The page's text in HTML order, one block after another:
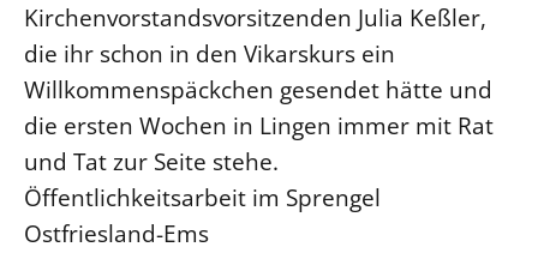
Kirchenvorstandsvorsitzenden Julia Keßler,
die ihr schon in den Vikarskurs ein
Willkommenspäckchen gesendet hätte und
die ersten Wochen in Lingen immer mit Rat
und Tat zur Seite stehe.
Öffentlichkeitsarbeit im Sprengel
Ostfriesland-Ems